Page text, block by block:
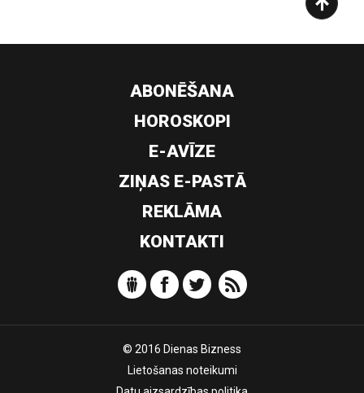
ABONĒŠANA
HOROSKOPI
E-AVĪZE
ZIŅAS E-PASTĀ
REKLĀMA
KONTAKTI
© 2016 Dienas Bizness
Lietošanas noteikumi